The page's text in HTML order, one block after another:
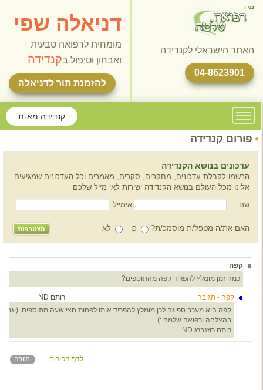
האתר הישראלי לקנדידה
04-8623901
דניאלה שפי
מומחית לרפואה טבעית
ואבחון וטיפול בקנדידה
להזמנת תור לדניאלה
קנדידה מא-ת
פורום קנדידה
עדכונים בנושא הקנדידה
הרשמו לקבלת עדכונים, מחקרים, סקרים, מאמרים וכל העדכונים שמגיעים
אלינו מכל העולם בנושא הקנדידה ישירות לאי מייל שלכם
שם
אימייל
האם את/ה מטפל/ת מוסמכ/ת? כן לא
קפה
כמה זמן מומלץ להפריד קפה מהתוספים?
קפה - תגובה רותם ND
קפה הוא מעכב ספיגה לכן מומלץ להפריד אותו לפחות חצי שעה מתוספים. (וגם
בהצלחה ורפואה שלמה :)
רותם רוזנברג ND
לדף הפורום